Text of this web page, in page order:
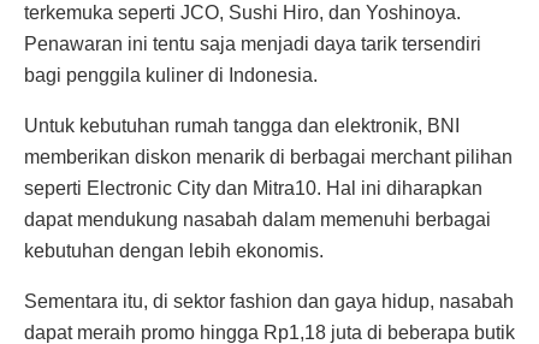
terkemuka seperti JCO, Sushi Hiro, dan Yoshinoya.
Penawaran ini tentu saja menjadi daya tarik tersendiri
bagi penggila kuliner di Indonesia.
Untuk kebutuhan rumah tangga dan elektronik, BNI
memberikan diskon menarik di berbagai merchant pilihan
seperti Electronic City dan Mitra10. Hal ini diharapkan
dapat mendukung nasabah dalam memenuhi berbagai
kebutuhan dengan lebih ekonomis.
Sementara itu, di sektor fashion dan gaya hidup, nasabah
dapat meraih promo hingga Rp1,18 juta di beberapa butik